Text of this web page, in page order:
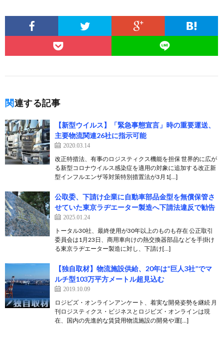
関連する記事
【新型ウイルス】「緊急事態宣言」時の重要運送、
主要物流関連26社に指示可能
2020.03.14
改正特措法、有事のロジスティクス機能を担保 世界的に広が
る新型コロナウイルス感染症を適用の対象に追加する改正新
型インフルエンザ等対策特別措置法が3月1[…]
公取委、下請け企業に自動車部品金型を無償保管さ
せていた東京ラヂエーター製造へ下請法違反で勧告
2025.01.24
トータル30社、最終使用が30年以上のものも存在 公正取引
委員会は1月23日、商用車向けの熱交換器部品などを手掛け
る東京ラヂエーター製造に対し、下請け[…]
【独自取材】物流施設供給、20年は“巨人3社”でマ
ルチ型103万平方メートル超見込む
2019.10.09
ロジビズ・オンラインアンケート、着実な開発姿勢を継続 月
刊ロジスティクス・ビジネスとロジビズ・オンラインは現
在、国内の先進的な賃貸用物流施設の開発や運[…]